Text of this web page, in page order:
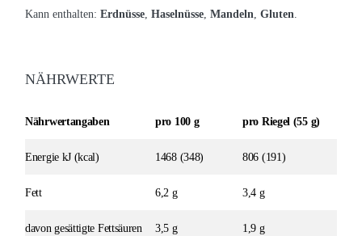
Kann enthalten: Erdnüsse, Haselnüsse, Mandeln, Gluten.
NÄHRWERTE
Nährwertangaben pro 100 g pro Riegel (55 g)
Energie kJ (kcal) 1468 (348) 806 (191)
Fett 6,2 g 3,4 g
davon gesättigte Fettsäuren 3,5 g 1,9 g